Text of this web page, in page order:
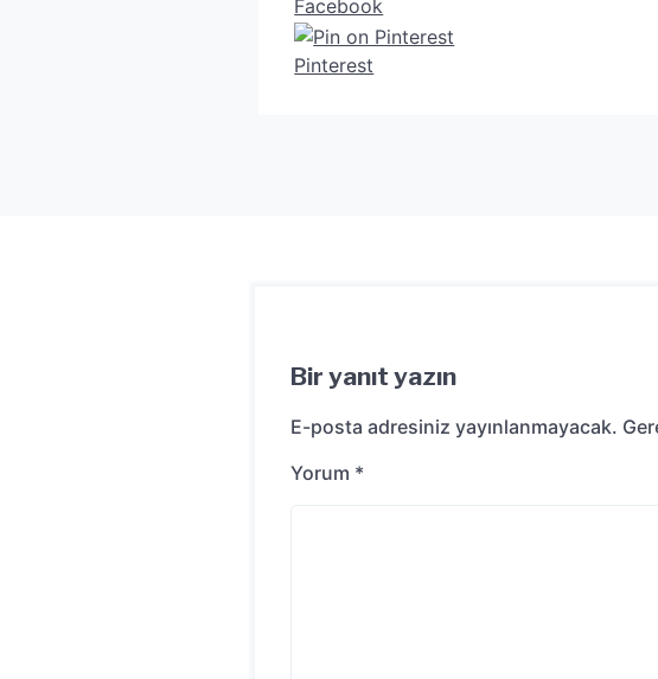
Facebook
Pinterest
Bir yanıt yazın
E-posta adresiniz yayınlanmayacak.
Yorum *